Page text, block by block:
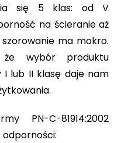
się 5 klas: od V
na ścieranie aż
ma mokro.
wybór produktu
I lub II klasę daje nam
PN-C-81914:2002